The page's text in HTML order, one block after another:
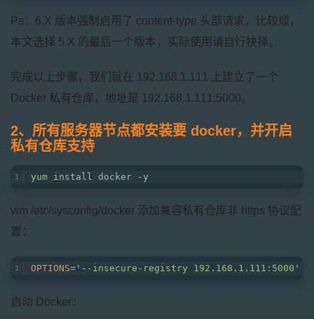
Ps：6.X 版本强制启用了 content-type 头部请求，比较烦，
本文选择 5.X 的最后一个版本，实际使用请自行抉择。
完成以上步骤，我们就在 192.168.1.111 上建立了一个
Docker 私有仓库，地址是 192.168.1.111:5000。
2、所有服务器节点都安装要 docker，并开启
私有仓库支持
yum install docker -y
vim /etc/sysconfig/docker 添加兼容私有仓库非 https 协议配
置：
OPTIONS= '--insecure-registry 192.168.1.111:5000'
启动 Docker：